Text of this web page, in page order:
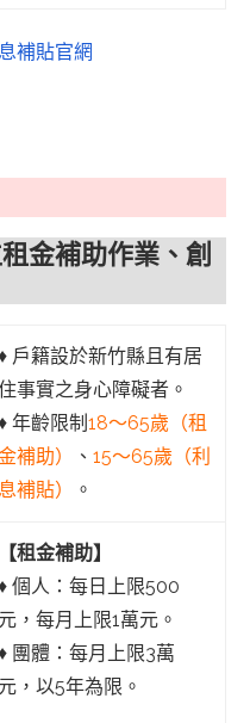
補貼官網
金補助作業、創
戶籍設於新竹縣且有居
事實之身心障礙者。
年齡限制 18～65歲（租
補助）
、 15～65歲（利
息補貼）
。
【租金補助】
個人：每日上限500
元，每月上限1萬元。
團體：每月上限3萬
元，以5年為限。